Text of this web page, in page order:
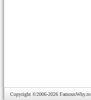
Copyright ©2006-2026 FamousWhy.ro